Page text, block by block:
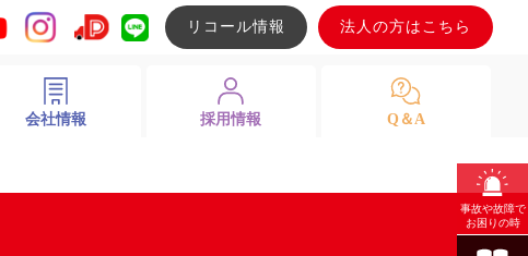
リコール情報 法人の方はこちら
会社情報 採用情報 Q＆A
事故や故障で
お困りの時